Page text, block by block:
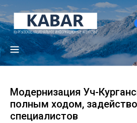
Модернизация Уч-
полным ходом,
специалистов